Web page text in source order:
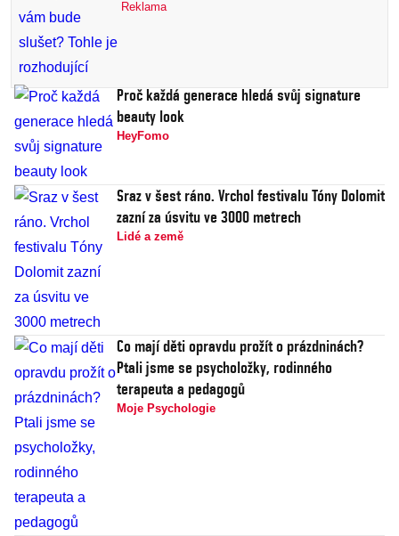
Reklama
Proč každá generace hledá svůj signature
beauty look
HeyFomo
Sraz v šest ráno. Vrchol festivalu Tóny Dolomit
zazní za úsvitu ve 3000 metrech
Lidé a země
Co mají děti opravdu prožít o prázdninách?
Ptali jsme se psycholožky, rodinného
terapeuta a pedagogů
Moje Psychologie